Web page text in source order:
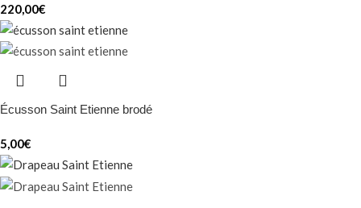
220,00€
Écusson Saint Etienne brodé
5,00€